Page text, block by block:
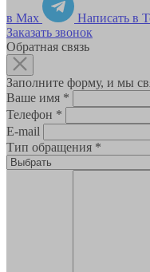
в Max
Написать в
Заказать звонок
Обратная связь
Заполните форму, и мы
Ваше имя *
Телефон *
E-mail
Тип обращения *